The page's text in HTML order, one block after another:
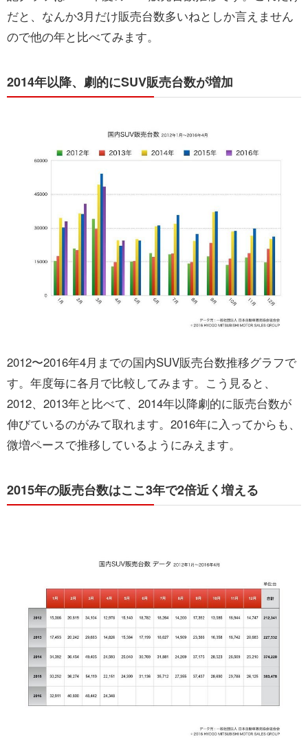
だと、なんか3月だけ販売台数多いねとしか言えません
ので他の年と比べてみます。
2014年以降、劇的にSUV販売台数が増加
2012〜2016年4月までの国内SUV販売台数推移グラフで
す。年度毎に各月で比較してみます。こう見ると、
2012、2013年と比べて、2014年以降劇的に販売台数が
伸びているのがみて取れます。2016年に入ってからも、
微増ペースで推移しているようにみえます。
2015年の販売台数はここ3年で2倍近く増える